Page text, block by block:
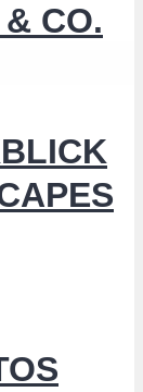
CO.